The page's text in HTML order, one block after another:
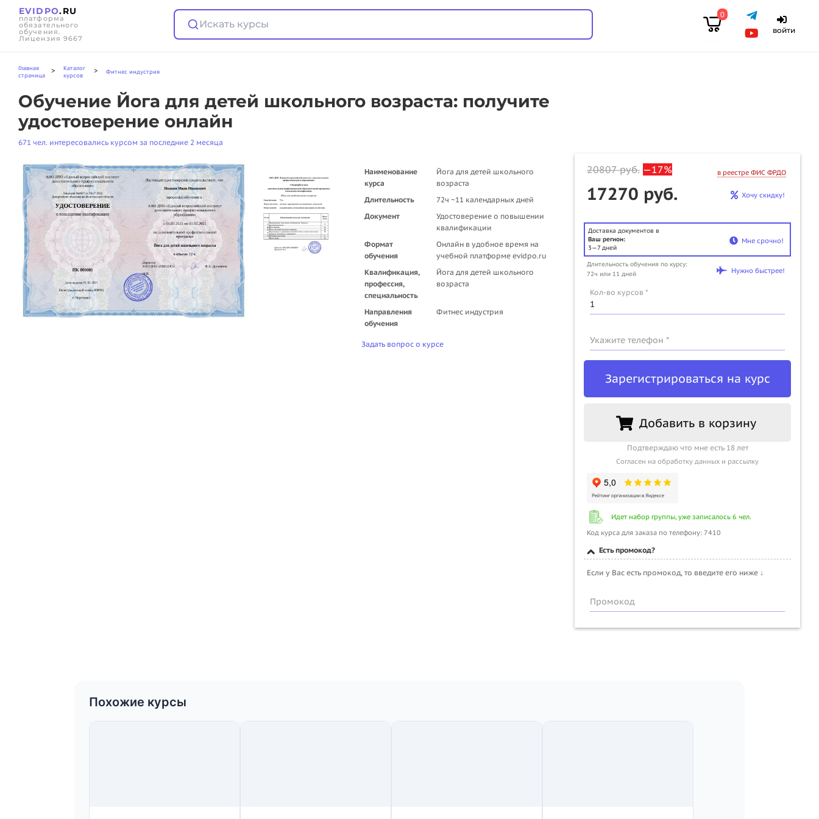
EVIDPO.RU
платформа
обязательного
обучения.
Лицензия 9667
Искать курсы
0
войти
Главная
страница
>
Каталог
курсов
> Фитнес индустрия
Обучение Йога для детей школьного возраста: получите
удостоверение онлайн
671 чел. интересовались курсом за последние 2 месяца
Наименование
курса
Йога для детей школьного
возраста
Длительность
72ч ~11 календарных дней
Документ
Удостоверение о повышении
квалификации
Формат
обучения
Онлайн в удобное время на
учебной платформе evidpo.ru
Квалификация,
профессия,
специальность
Йога для детей школьного
возраста
Направления
обучения
Фитнес индустрия
Задать вопрос о курсе
20807руб. —17% в реестре ФИС ФРДО
17270 руб. Хочу скидку!
Доставка документов в
Ваш регион:
3—7 дней
Мне срочно!
Длительность обучения по курсу:
72ч или 11 дней
Нужно быстрее!
Кол-во курсов *
Укажите телефон *
Зарегистрироваться на курс
Добавить в корзину
Подтверждаю что мне есть 18 лет
Согласен на обработку данных и рассылку
Идет набор группы, уже записалось 6 чел.
Код курса для заказа по телефону: 7410
Есть промокод?
Если у Вас есть промокод, то введите его ниже ↓
Промокод
Похожие курсы